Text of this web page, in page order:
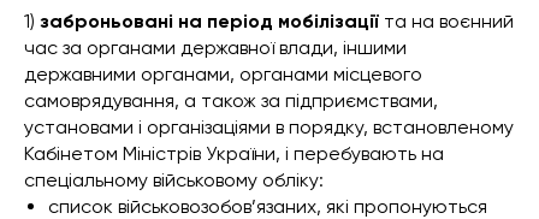
1) заброньовані на період мобілізації та на воєнний
час за органами державної влади, іншими
державними органами, органами місцевого
самоврядування, а також за підприємствами,
установами і організаціями в порядку, встановленому
Кабінетом Міністрів України, і перебувають на
спеціальному військовому обліку:
список військовозобов’язаних, які пропонуються